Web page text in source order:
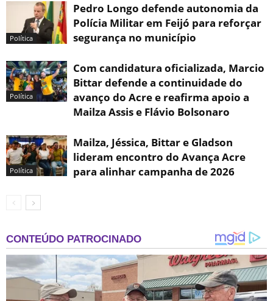
Política
Pedro Longo defende autonomia da
Polícia Militar em Feijó para reforçar
segurança no município
Política
Com candidatura oficializada, Marcio
Bittar defende a continuidade do
avanço do Acre e reafirma apoio a
Mailza Assis e Flávio Bolsonaro
Política
Mailza, Jéssica, Bittar e Gladson
lideram encontro do Avança Acre
para alinhar campanha de 2026